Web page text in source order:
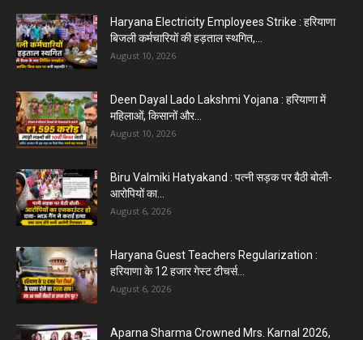
Haryana Electricity Employees Strike : हरियाणा
बिजली कर्मचारियों की हड़ताल स्थगित,...
August 10, 2026
Deen Dayal Lado Lakshmi Yojana : हरियाणा में
महिलाओं, किसानों और...
August 10, 2026
Biru Valmiki Hatyakand : पत्नी सड़क पर बैठी बोली-
आरोपियों का...
August 6, 2026
Haryana Guest Teachers Regularization :
हरियाणा के 12 हजार गेस्ट टीचर्स...
August 6, 2026
Aparna Sharma Crowned Mrs. Karnal 2026,